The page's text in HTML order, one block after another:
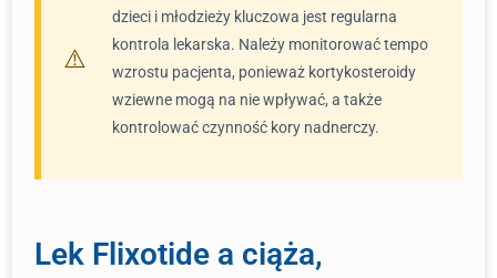
dzieci i młodzieży kluczowa jest regularna
kontrola lekarska. Należy monitorować tempo
wzrostu pacjenta, ponieważ kortykosteroidy
wziewne mogą na nie wpływać, a także
kontrolować czynność kory nadnerczy.
Lek Flixotide a ciąża,